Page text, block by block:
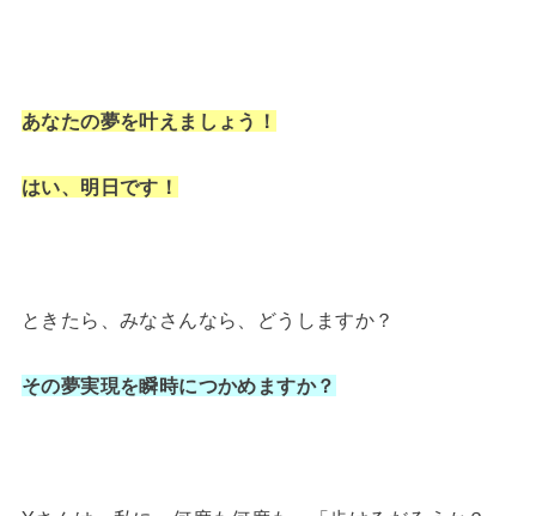
あなたの夢を叶えましょう！
はい、明日です！
ときたら、みなさんなら、どうしますか？
その夢実現を瞬時につかめますか？